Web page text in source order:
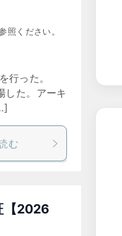
照ください。
行った。
した。アーキ
む
【2026